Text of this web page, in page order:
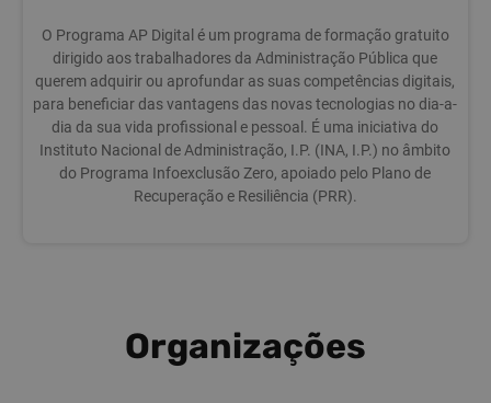
O Programa AP Digital é um programa de formação gratuito
dirigido aos trabalhadores da Administração Pública que
querem adquirir ou aprofundar as suas competências digitais,
para beneficiar das vantagens das novas tecnologias no dia-a-
dia da sua vida profissional e pessoal. É uma iniciativa do
Instituto Nacional de Administração, I.P. (INA, I.P.) no âmbito
do Programa Infoexclusão Zero, apoiado pelo Plano de
Recuperação e Resiliência (PRR).
Organizações